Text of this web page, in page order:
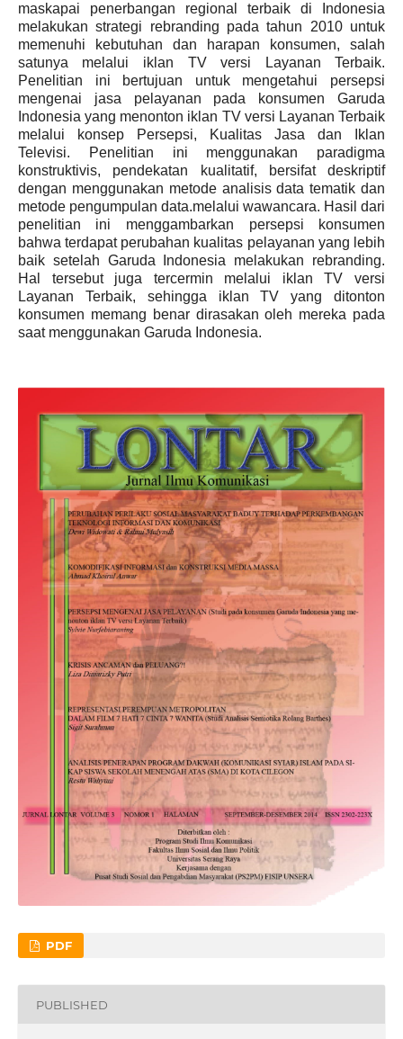
maskapai penerbangan regional terbaik di Indonesia
melakukan strategi rebranding pada tahun 2010 untuk
memenuhi kebutuhan dan harapan konsumen, salah
satunya melalui iklan TV versi Layanan Terbaik.
Penelitian ini bertujuan untuk mengetahui persepsi
mengenai jasa pelayanan pada konsumen Garuda
Indonesia yang menonton iklan TV versi Layanan Terbaik
melalui konsep Persepsi, Kualitas Jasa dan Iklan
Televisi. Penelitian ini menggunakan paradigma
konstruktivis, pendekatan kualitatif, bersifat deskriptif
dengan menggunakan metode analisis data tematik dan
metode pengumpulan data.melalui wawancara. Hasil dari
penelitian ini menggambarkan persepsi konsumen
bahwa terdapat perubahan kualitas pelayanan yang lebih
baik setelah Garuda Indonesia melakukan rebranding.
Hal tersebut juga tercermin melalui iklan TV versi
Layanan Terbaik, sehingga iklan TV yang ditonton
konsumen memang benar dirasakan oleh mereka pada
saat menggunakan Garuda Indonesia.
PDF
PUBLISHED